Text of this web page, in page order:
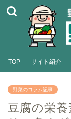
TOP サイト紹介
野菜のコラム記事
豆腐の栄